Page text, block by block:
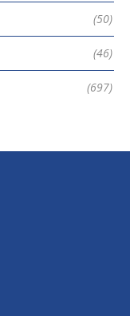
(50)
(46)
(697)